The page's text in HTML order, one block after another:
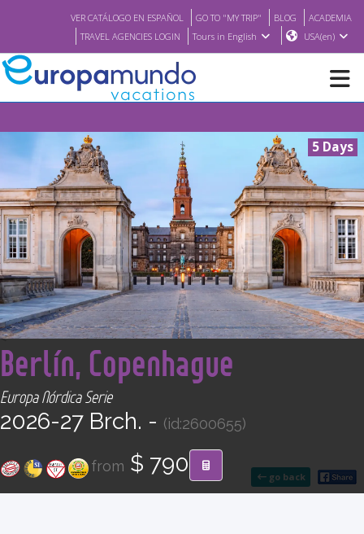
VER CATÁLOGO EN ESPAÑOL GO TO "MY TRIP" BLOG
ACADEMIA
TRAVEL AGENCIES LOGIN
Tours in English USA(en)
BROCHURE PDF
WHERE TO BUY
FEATURED
ABOUT US
CONTACT
Find your Tour
5 Days
go back
<
Berlín, Copenhague
Europa Nórdica Serie
2026-27 Brch. - (id:2600655)
from $ 790